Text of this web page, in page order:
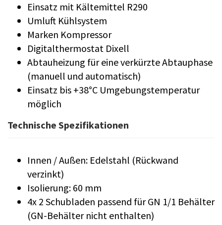
Einsatz mit Kältemittel R290
Umluft Kühlsystem
Marken Kompressor
Digitalthermostat Dixell
Abtauheizung für eine verkürzte Abtauphase
(manuell und automatisch)
Einsatz bis +38°C Umgebungstemperatur
möglich
Technische Spezifikationen
Innen / Außen: Edelstahl (Rückwand
verzinkt)
Isolierung: 60 mm
4x 2 Schubladen passend für GN 1/1 Behälter
(GN-Behälter nicht enthalten)